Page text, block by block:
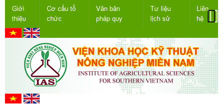
Giới
thiệu
Cơ cấu tổ
chức
Văn bản
pháp quy
Tư liệu
lịch sử
Liên
hệ